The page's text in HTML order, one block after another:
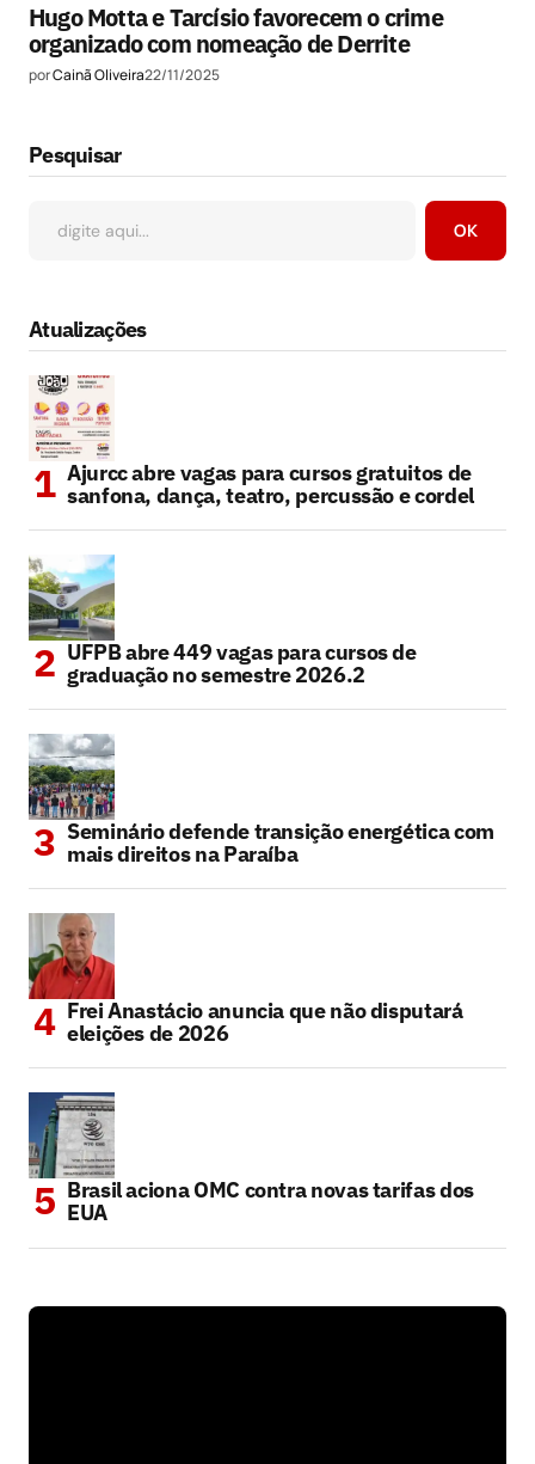
Hugo Motta e Tarcísio favorecem o crime
organizado com nomeação de Derrite
porCainã Oliveira22/11/2025
Pesquisar
OK
Atualizações
Ajurcc abre vagas para cursos gratuitos de
sanfona, dança, teatro, percussão e cordel
UFPB abre 449 vagas para cursos de
graduação no semestre 2026.2
Seminário defende transição energética com
mais direitos na Paraíba
Frei Anastácio anuncia que não disputará
eleições de 2026
Brasil aciona OMC contra novas tarifas dos
EUA